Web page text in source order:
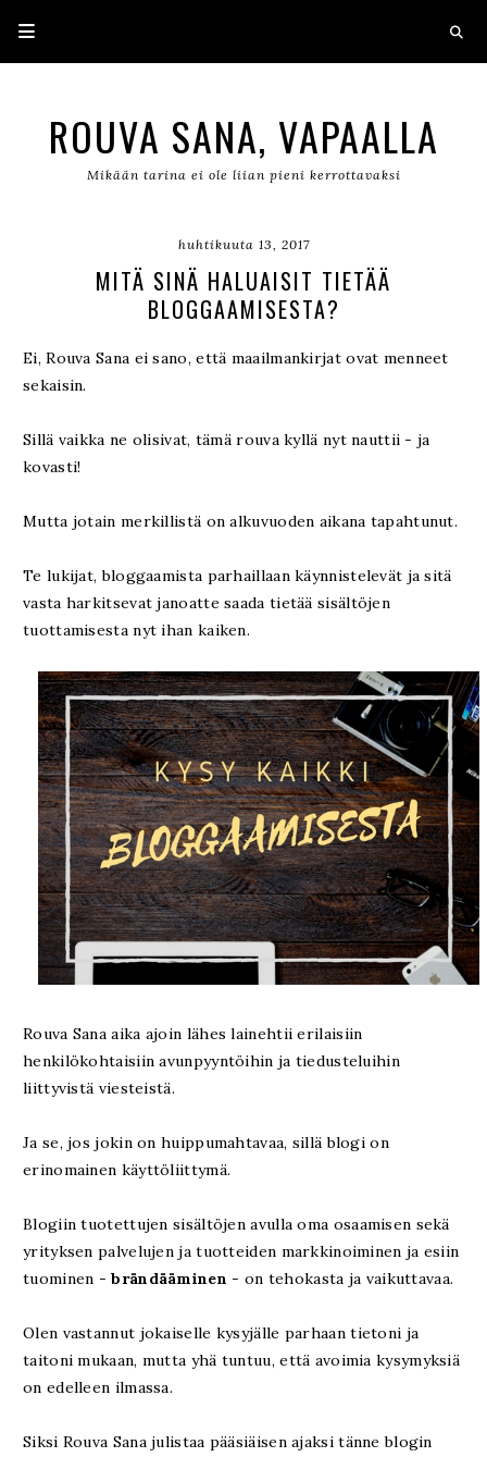
ROUVA SANA, VAPAALLA
Mikään tarina ei ole liian pieni kerrottavaksi
huhtikuuta 13, 2017
MITÄ SINÄ HALUAISIT TIETÄÄ
BLOGGAAMISESTA?
Ei, Rouva Sana ei sano, että maailmankirjat ovat menneet
sekaisin.
Sillä vaikka ne olisivat, tämä rouva kyllä nyt nauttii - ja
kovasti!
Mutta jotain merkillistä on alkuvuoden aikana tapahtunut.
Te lukijat, bloggaamista parhaillaan käynnistelevät ja sitä
vasta harkitsevat janoatte saada tietää sisältöjen
tuottamisesta nyt ihan kaiken.
Rouva Sana aika ajoin lähes lainehtii erilaisiin
henkilökohtaisiin avunpyyntöihin ja tiedusteluihin
liittyvistä viesteistä.
Ja se, jos jokin on huippumahtavaa, sillä blogi on
erinomainen käyttöliittymä.
Blogiin tuotettujen sisältöjen avulla oma osaamisen sekä
yrityksen palvelujen ja tuotteiden markkinoiminen ja esiin
tuominen -brändääminen - on tehokasta ja vaikuttavaa.
Olen vastannut jokaiselle kysyjälle parhaan tietoni ja
taitoni mukaan, mutta yhä tuntuu, että avoimia kysymyksiä
on edelleen ilmassa.
Siksi Rouva Sana julistaa pääsiäisen ajaksi tänne blogin